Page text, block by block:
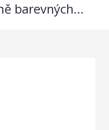
barevných...